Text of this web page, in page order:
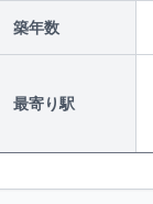
築年数
最寄り駅